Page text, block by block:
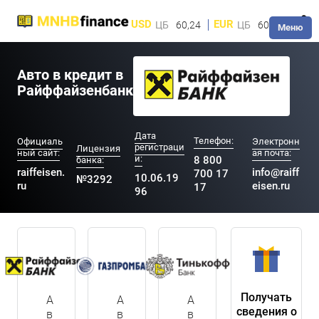
USD ЦБ 60,24 EUR ЦБ 60,28Меню
Авто в кредит в
Райффайзенбанк
Официаль
ный сайт:
raiffeisen.
ru
Лицензия
банка:
№3292
Дата
регистраци
и:
10.06.19
96
Телефон:
8 800
700 17
17
Электронн
ая почта:
info@raiff
eisen.ru
А
в
А
в
А
в
Получать
сведения о